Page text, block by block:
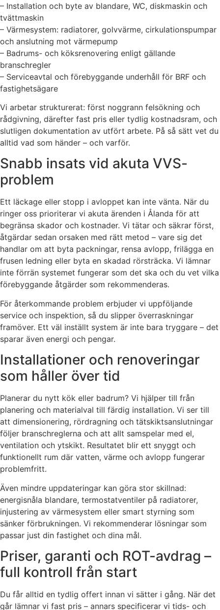
– Installation och byte av blandare, WC, diskmaskin och
tvättmaskin
– Värmesystem: radiatorer, golvvärme, cirkulationspumpar
och anslutning mot värmepump
– Badrums- och köksrenovering enligt gällande
branschregler
– Serviceavtal och förebyggande underhåll för BRF och
fastighetsägare
Vi arbetar strukturerat: först noggrann felsökning och
rådgivning, därefter fast pris eller tydlig kostnadsram, och
slutligen dokumentation av utfört arbete. På så sätt vet du
alltid vad som händer – och varför.
Snabb insats vid akuta VVS-
problem
Ett läckage eller stopp i avloppet kan inte vänta. När du
ringer oss prioriterar vi akuta ärenden i Ålanda för att
begränsa skador och kostnader. Vi tätar och säkrar först,
åtgärdar sedan orsaken med rätt metod – vare sig det
handlar om att byta packningar, rensa avlopp, frilägga en
frusen ledning eller byta en skadad rörsträcka. Vi lämnar
inte förrän systemet fungerar som det ska och du vet vilka
förebyggande åtgärder som rekommenderas.
För återkommande problem erbjuder vi uppföljande
service och inspektion, så du slipper överraskningar
framöver. Ett väl inställt system är inte bara tryggare – det
sparar även energi och pengar.
Installationer och renoveringar
som håller över tid
Planerar du nytt kök eller badrum? Vi hjälper till från
planering och materialval till färdig installation. Vi ser till
att dimensionering, rördragning och tätskiktsanslutningar
följer branschreglerna och att allt samspelar med el,
ventilation och ytskikt. Resultatet blir ett snyggt och
funktionellt rum där vatten, värme och avlopp fungerar
problemfritt.
Även mindre uppdateringar kan göra stor skillnad:
energisnåla blandare, termostatventiler på radiatorer,
injustering av värmesystem eller smart styrning som
sänker förbrukningen. Vi rekommenderar lösningar som
passar just din fastighet och dina mål.
Priser, garanti och ROT-avdrag –
full kontroll från start
Du får alltid en tydlig offert innan vi sätter i gång. När det
går lämnar vi fast pris – annars specificerar vi tids- och